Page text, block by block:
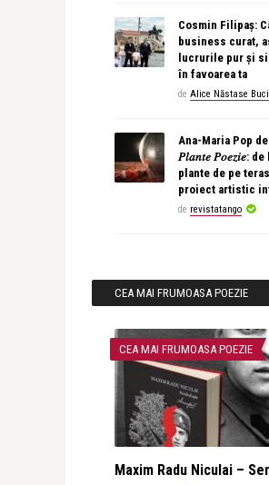
Cosmin Filipaș:
business curat,
lucrurile pur și
în favoarea ta
de Alice Năstase
Ana-Maria Pop
𝑃𝑙𝑎𝑛𝑡𝑒 𝑃𝑜𝑒𝑧𝑖𝑒:
plante de pe
proiect artistic
de revistatango
CEA MAI FRUMOASA POEZIE
CEA MAI FRUMOASA POEZIE
Maxim Radu Niculai –